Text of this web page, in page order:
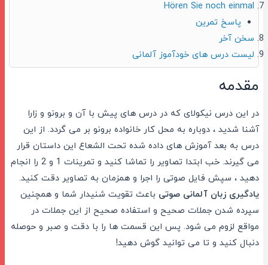
Hören Sie noch einmal
پاسخ تمرین
سخن آخر
لیست درس های خودآموز آلمانی
مقدمه
در این درس نیکولای که در درس های پیش با آن و برونو و زارا
آشنا شدید ، دوباره به محل کار خانواده برونو بر می گردد. از این
درس به بعد آموزش های داده شده تحت الشعاع این داستان قرار
می گیرند. خب ابتدا تصاویر را تماشا کنید و تمرینات 1 و 2 را انجام
دهید ، سپش فایل صوتی را اجرا و همزمان به تصاویر دقت کنید.
یادگیری زبان آلمانی صوتیباعث تقویت شنیدار شما و همچنین
سپرده شدن جملات صحیح و استفاده صحیح از این جملات در
مواقع لزوم می شود. پس این قسمت ها را با دقت و صبر و حوصله
دنبال کنید و تا می توانید گوش دهید!